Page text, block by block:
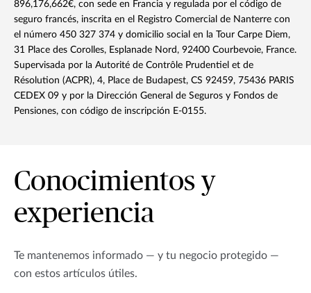
896,176,662€, con sede en Francia y regulada por el código de
seguro francés, inscrita en el Registro Comercial de Nanterre con
el número 450 327 374 y domicilio social en la Tour Carpe Diem,
31 Place des Corolles, Esplanade Nord, 92400 Courbevoie, France.
Supervisada por la Autorité de Contrôle Prudentiel et de
Résolution (ACPR), 4, Place de Budapest, CS 92459, 75436 PARIS
CEDEX 09 y por la Dirección General de Seguros y Fondos de
Pensiones, con código de inscripción E-0155.
Conocimientos y
experiencia
Te mantenemos informado — y tu negocio protegido —
con estos artículos útiles.